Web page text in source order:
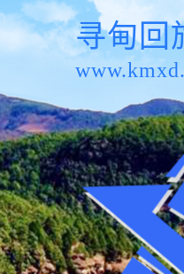
寻甸回